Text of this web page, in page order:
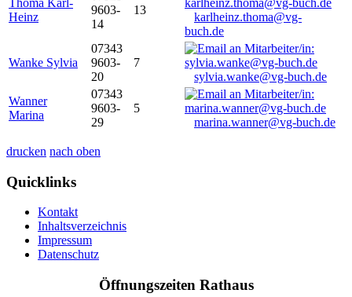
Thoma Karl-
Heinz
9603-
14
13
karlheinz.thoma@vg-
buch.de
Wanke Sylvia
07343
9603-
20
7
sylvia.wanke@vg-buch.de
Wanner
Marina
07343
9603-
29
5
marina.wanner@vg-buch.de
drucken nach oben
Quicklinks
Kontakt
Inhaltsverzeichnis
Impressum
Datenschutz
Öffnungszeiten Rathaus